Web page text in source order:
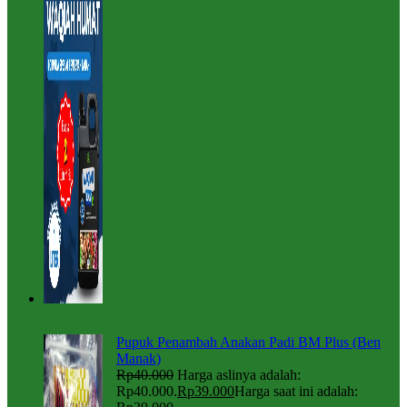
Pupuk Penambah Anakan Padi BM Plus (Ben
Manak)
Rp40.000 Harga aslinya adalah:
Rp40.000.Rp39.000Harga saat ini adalah: